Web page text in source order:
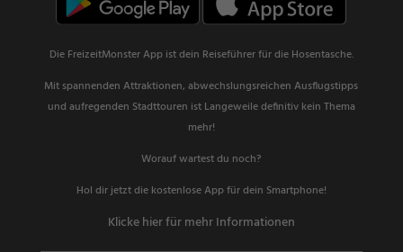
Die FreizeitMonster App ist dein Reiseführer für die Hosentasche.
Mit spannenden Attraktionen, abwechslungsreichen Ausflugstipps
und aufregenden Stadttouren ist Langeweile definitiv kein Thema
mehr!
Worauf wartest du noch?
Hol dir jetzt die kostenlose App für dein Smartphone!
Klicke hier für mehr Informationen